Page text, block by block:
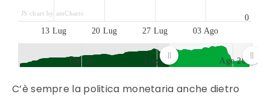
13 Lug 20 Lug 27 Lug 03 Ago
0
JS chart by amCharts
Giu 26 Lug 26 Ago 26
C’è sempre la politica monetaria anche dietro